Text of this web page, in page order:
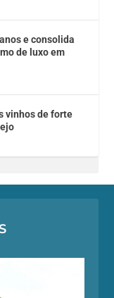
e consolida
de luxo em
vinhos de forte